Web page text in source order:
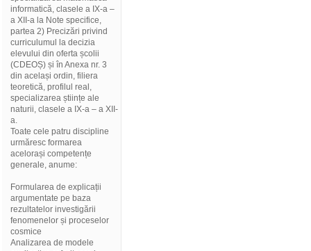
informatică, clasele a IX-a –
a XII-a la Note specifice,
partea 2) Precizări privind
curriculumul la decizia
elevului din oferta școlii
(CDEOȘ) și în Anexa nr. 3
din același ordin, filiera
teoretică, profilul real,
specializarea științe ale
naturii, clasele a IX-a – a XII-
a.
Toate cele patru discipline
urmăresc formarea
acelorași competențe
generale, anume:
Formularea de explicații
argumentate pe baza
rezultatelor investigării
fenomenelor și proceselor
cosmice
Analizarea de modele